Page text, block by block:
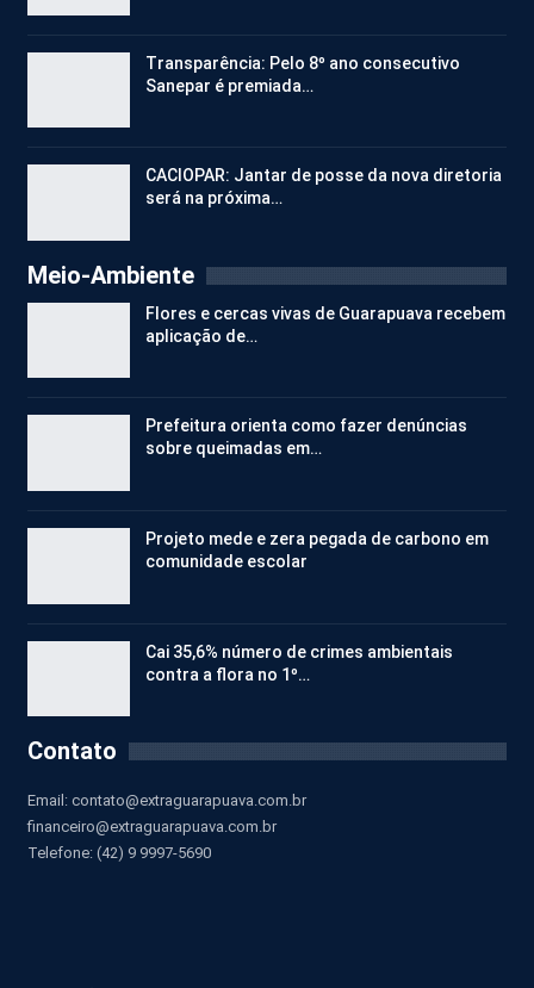
Transparência: Pelo 8º ano consecutivo
Sanepar é premiada…
CACIOPAR: Jantar de posse da nova diretoria
será na próxima…
Meio-Ambiente
Flores e cercas vivas de Guarapuava recebem
aplicação de…
Prefeitura orienta como fazer denúncias
sobre queimadas em…
Projeto mede e zera pegada de carbono em
comunidade escolar
Cai 35,6% número de crimes ambientais
contra a flora no 1º…
Contato
Email: contato@extraguarapuava.com.br
financeiro@extraguarapuava.com.br
Telefone: (42) 9 9997-5690